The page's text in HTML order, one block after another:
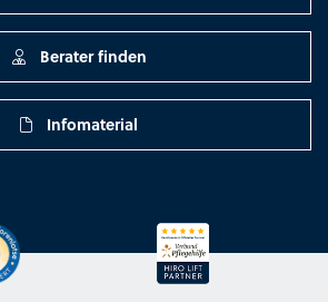
Berater finden
Infomaterial